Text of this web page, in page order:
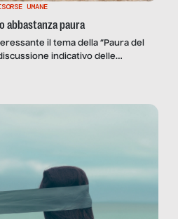
UMANE
abbastanza paura
il tema della “Paura del
indicativo delle
nostri. Una chiave di lettura
il mondo […]